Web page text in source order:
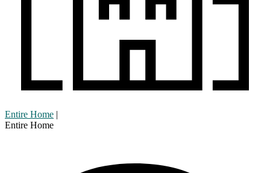
Entire Home |
Entire Home